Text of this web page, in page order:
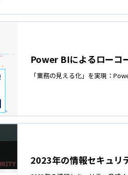
Power BIによるローコ
「業務の見える化」を実現：
2023年の情報セキュリ